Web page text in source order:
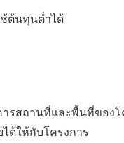
ช้ต้นทุนต่ำได้
สถานที่และพื้นที่ของโ
ได้ให้กับโครงการ